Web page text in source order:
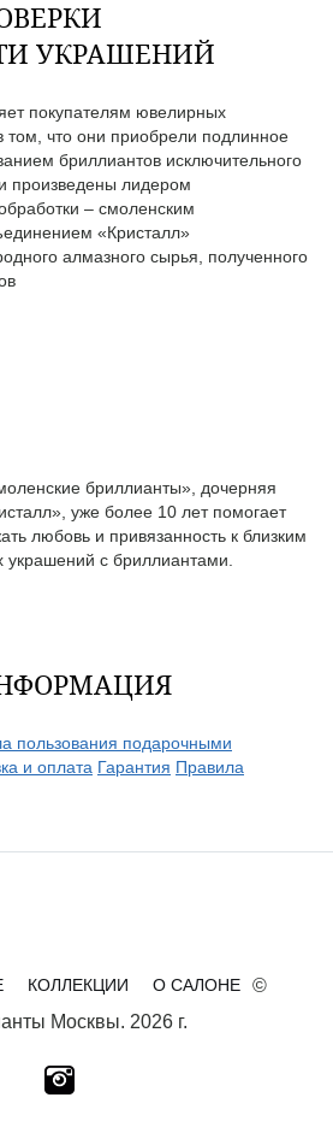
УКРАШЕНИЙ
покупателям ювелирных
том, что они приобрели подлинное
бриллиантов исключительного
произведены лидером
– смоленским
«Кристалл»
алмазного сырья, полученного
бриллианты», дочерняя
уже более 10 лет помогает
любовь и привязанность к близким
с бриллиантами.
пользования подарочными
и оплата Гарантия Правила
КОЛЛЕКЦИИ
О САЛОНЕ
©
Москвы. 2026 г.